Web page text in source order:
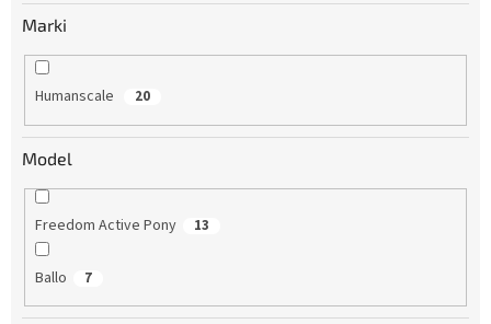
Marki
Humanscale 20
Model
Freedom Active Pony 13
Ballo 7